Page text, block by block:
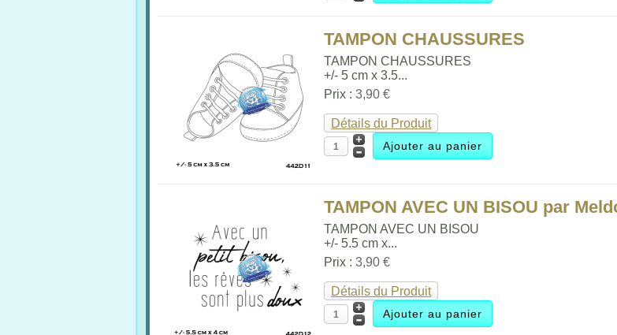
TAMPON CHAUSSURES
TAMPON CHAUSSURES
+/- 5 cm x 3.5...
Prix :3,90 €
Détails du Produit
TAMPON AVEC UN BISOU par
TAMPON AVEC UN BISOU
+/- 5.5 cm x...
Prix :3,90 €
Détails du Produit